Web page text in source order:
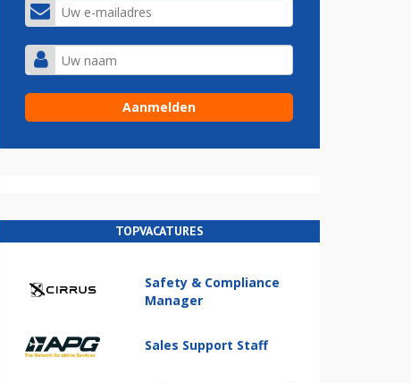
TOPVACATURES
Safety & Compliance
Manager
Sales Support Staff